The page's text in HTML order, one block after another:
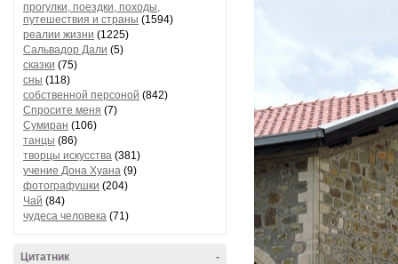
прогулки, поездки, походы,
путешествия и страны (1594)
реалии жизни (1225)
Сальвадор Дали (5)
сказки (75)
сны (118)
собственной персоной (842)
Спросите меня (7)
Сумиран (106)
танцы (86)
творцы искусства (381)
учение Дона Хуана (9)
фотографушки (204)
Чай (84)
чудеса человека (71)
-
Цитатник